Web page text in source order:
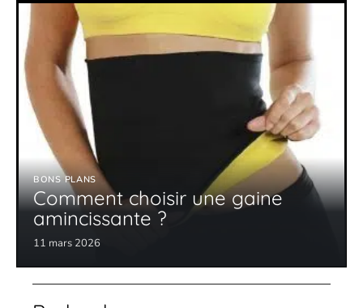
BONS PLANS
Comment choisir une gaine
amincissante ?
11 mars 2026